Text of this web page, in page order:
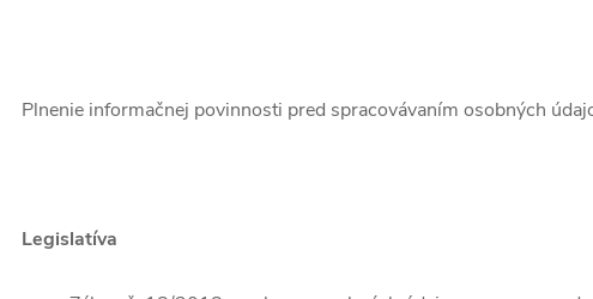
Plnenie informačnej povinnosti pred spracovávaním osobných
Legislatíva